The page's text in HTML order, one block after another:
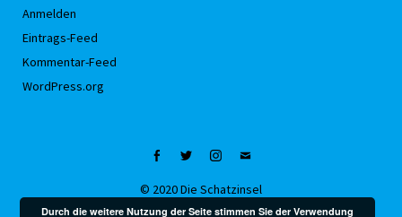
Anmelden
Eintrags-Feed
Kommentar-Feed
WordPress.org
Facebook
TwitterInstagram
Mail
© 2020 Die Schatzinsel
Durch die weitere Nutzung der Seite stimmen Sie der Verwendung